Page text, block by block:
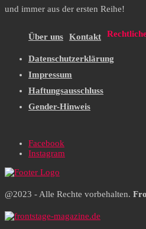
und immer aus der ersten Reihe!
Über uns Kontakt
Datenschutzerklärung
Impressum
Haftungsausschluss
Gender-Hinweis
Facebook
Instagram
@2023 - Alle Rechte vorbehalten.